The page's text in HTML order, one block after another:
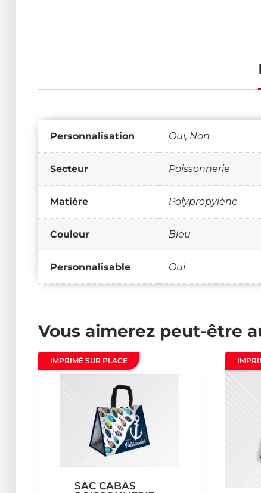
Personnalisation Oui, Non
Secteur Poissonnerie
Matière Polypropylène
Couleur Bleu
Personnalisable Oui
Vous aimerez peut-être
SAC CABAS
IMPRIMÉ SUR PLACE